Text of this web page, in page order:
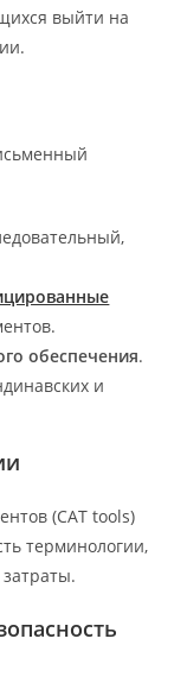
выйти на
обеспечения.
и
(CAT tools)
терминологии,